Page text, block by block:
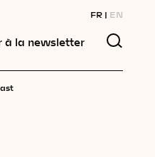
FR EN
à la newsletter